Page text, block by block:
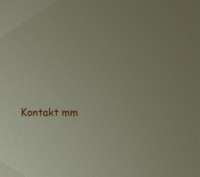
Kontakt mm